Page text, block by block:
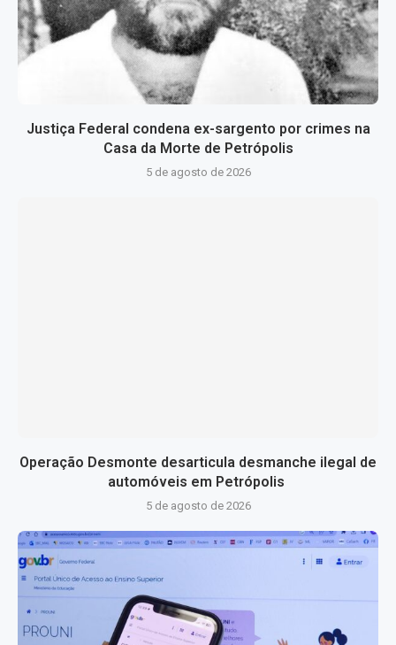
Justiça Federal condena ex-sargento por crimes na
Casa da Morte de Petrópolis
5 de agosto de 2026
Operação Desmonte desarticula desmanche ilegal de
automóveis em Petrópolis
5 de agosto de 2026